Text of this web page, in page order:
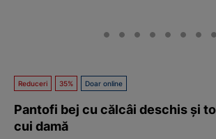
Reduceri 35% Doar online
Pantofi bej cu călcâi deschis și
cui damă